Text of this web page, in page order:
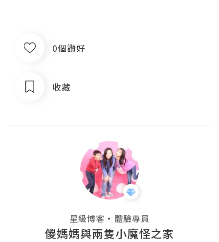
0個讚好
收藏
星級博客 ・ 體驗專員
儍媽媽與兩隻小魔怪之家